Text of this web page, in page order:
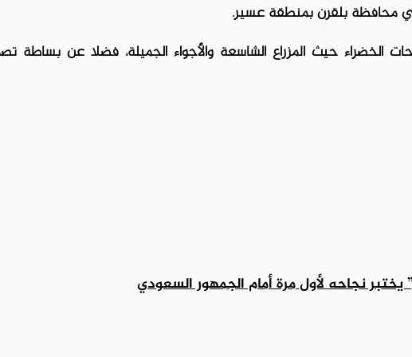
محافظة بلقرن بمنطقة عسير.
الخضراء حيث المزراع الشاسعة والأجواء الجميلة، فضلا عن بساطة
نجاحه لأول مرة أمام الجمهور السعودي